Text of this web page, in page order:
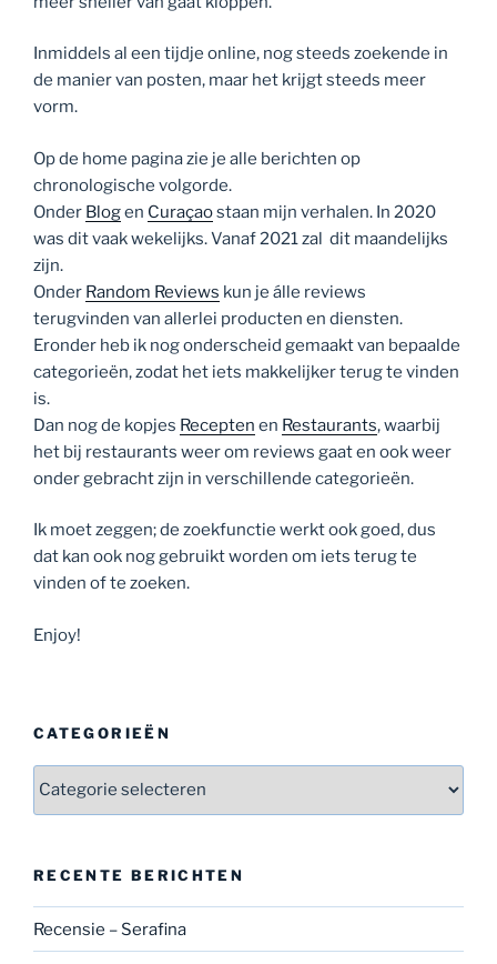
Inmiddels al een tijdje online, nog steeds zoekende in
de manier van posten, maar het krijgt steeds meer
vorm.
Op de home pagina zie je alle berichten op
chronologische volgorde.
Onder Blogen Curaçaostaan mijn verhalen. In 2020
was dit vaak wekelijks. Vanaf 2021 zal dit maandelijks
zijn.
Onder Random Reviews kun je álle reviews
terugvinden van allerlei producten en diensten.
Eronder heb ik nog onderscheid gemaakt van bepaalde
categorieën, zodat het iets makkelijker terug te vinden
is.
Dan nog de kopjes Recepten en Restaurants, waarbij
het bij restaurants weer om reviews gaat en ook weer
onder gebracht zijn in verschillende categorieën.
Ik moet zeggen; de zoekfunctie werkt ook goed, dus
dat kan ook nog gebruikt worden om iets terug te
vinden of te zoeken.
Enjoy!
CATEGORIEËN
RECENTE BERICHTEN
Recensie – Serafina